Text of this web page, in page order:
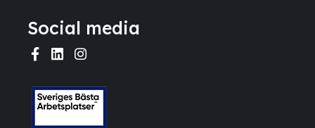
Social media